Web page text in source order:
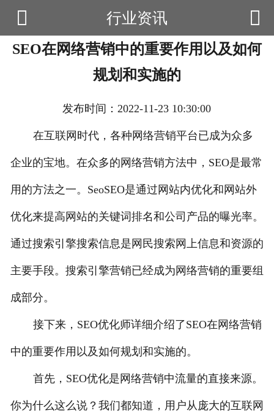
云产品
数据云查询
数据云监控
应用场景
优帮资讯
 行业资讯 
SEO在网络营销中的重要作用以及如何
规划和实施的
发布时间：2022-11-23 10:30:00
在互联网时代，各种网络营销平台已成为众多
企业的宝地。在众多的网络营销方法中，SEO是最常
用的方法之一。SeoSEO是通过网站内优化和网站外
优化来提高网站的关键词排名和公司产品的曝光率。
通过搜索引擎搜索信息是网民搜索网上信息和资源的
主要手段。搜索引擎营销已经成为网络营销的重要组
成部分。
接下来，SEO优化师详细介绍了SEO在网络营销
中的重要作用以及如何规划和实施的。
首先，SEO优化是网络营销中流量的直接来源。
你为什么这么说？我们都知道，用户从庞大的互联网